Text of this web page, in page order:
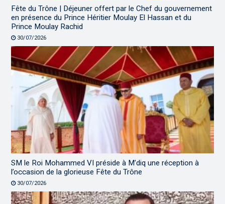
Fête du Trône | Déjeuner offert par le Chef du gouvernement
en présence du Prince Héritier Moulay El Hassan et du
Prince Moulay Rachid
30/07/2026
SM le Roi Mohammed VI préside à M’diq une réception à
l’occasion de la glorieuse Fête du Trône
30/07/2026